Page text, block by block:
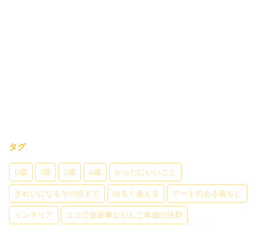
タグ
0歳 1歳 2歳 4歳 からだにいいこと
きれいになるその日まで ゆるく備える アートのある暮らし
インテリア エコで楽家事ながんこ本舗の洗剤